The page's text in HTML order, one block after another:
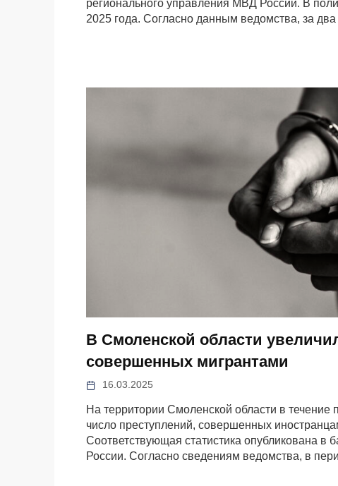
регионального управления МВД России. В
2025 года. Согласно данным ведомства, за
В Смоленской области
совершенных мигрантами
16.03.2025
На территории Смоленской области в
число преступлений, совершенных
Соответствующая статистика опубликована
России. Согласно сведениям ведомства, в